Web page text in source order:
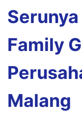
Family
Malang